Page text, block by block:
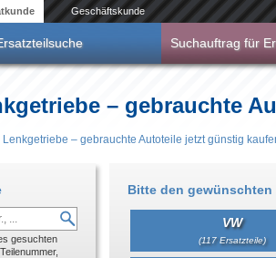
Geschäftskunde
Suchauftrag für
– gebrauchte
Lenkgetriebe – gebrauchte Autoteile jetzt günstig
Bitte den gewünschten
VW
(117 Ersatzteile)
gesuchten